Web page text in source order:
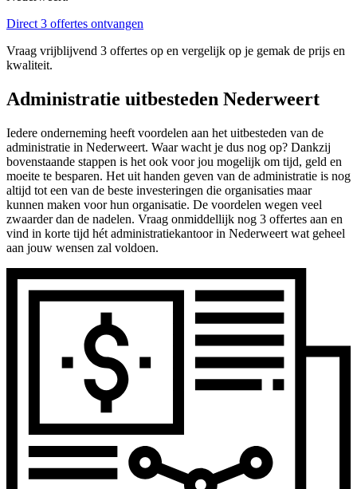
Direct 3 offertes ontvangen
Vraag vrijblijvend 3 offertes op en vergelijk op je gemak de prijs en
kwaliteit.
Administratie uitbesteden Nederweert
Iedere onderneming heeft voordelen aan het uitbesteden van de
administratie in Nederweert. Waar wacht je dus nog op? Dankzij
bovenstaande stappen is het ook voor jou mogelijk om tijd, geld en
moeite te besparen. Het uit handen geven van de administratie is nog
altijd tot een van de beste investeringen die organisaties maar
kunnen maken voor hun organisatie. De voordelen wegen veel
zwaarder dan de nadelen. Vraag onmiddellijk nog 3 offertes aan en
vind in korte tijd hét administratiekantoor in Nederweert wat geheel
aan jouw wensen zal voldoen.